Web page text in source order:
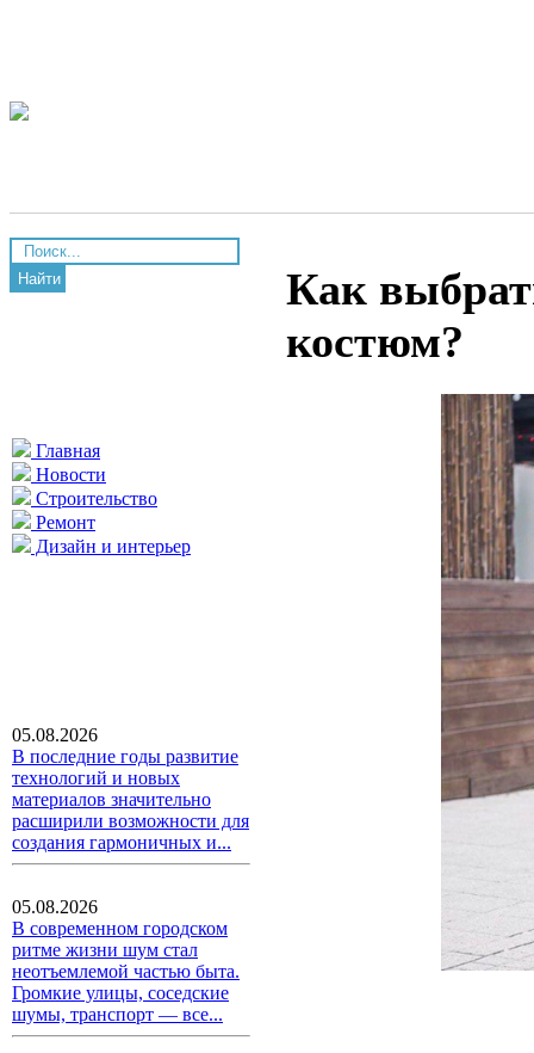
Найти
Главная
Новости
Строительство
Ремонт
Дизайн и интерьер
05.08.2026
В последние годы развитие
технологий и новых
материалов значительно
расширили возможности для
создания гармоничных и...
05.08.2026
В современном городском
ритме жизни шум стал
неотъемлемой частью быта.
Громкие улицы, соседские
шумы, транспорт — все...
Как
костюм?